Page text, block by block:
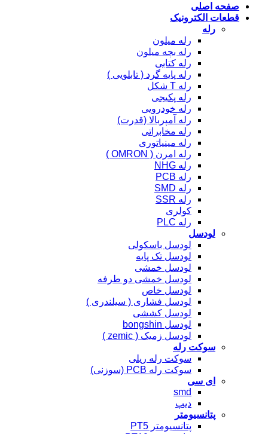
صفحه اصلی
قطعات الکترونیک
رله
رله میلون
رله بچه میلون
رله کتابی
رله پایه گرد ( تابلویی )
رله T شکل
رله پکیجی
رله خودرویی
رله آمپربالا (قدرت)
رله مخابراتی
رله مینیاتوری
رله امرن ( OMRON )
رله NHG
رله PCB
رله SMD
رله SSR
کولری
رله PLC
لودسل
لودسل باسکولی
لودسل تک پایه
لودسل خمشی
لودسل خمشی دو طرفه
لودسل خاص
لودسل فشاری ( سیلندری )
لودسل کششی
لودسل bongshin
لودسل زمیک ( zemic )
سوکت رله
سوکت رله ریلی
سوکت رله PCB (سوزنی)
ای سی
smd
دیپ
پتانسیومتر
پتانسیومتر PT5